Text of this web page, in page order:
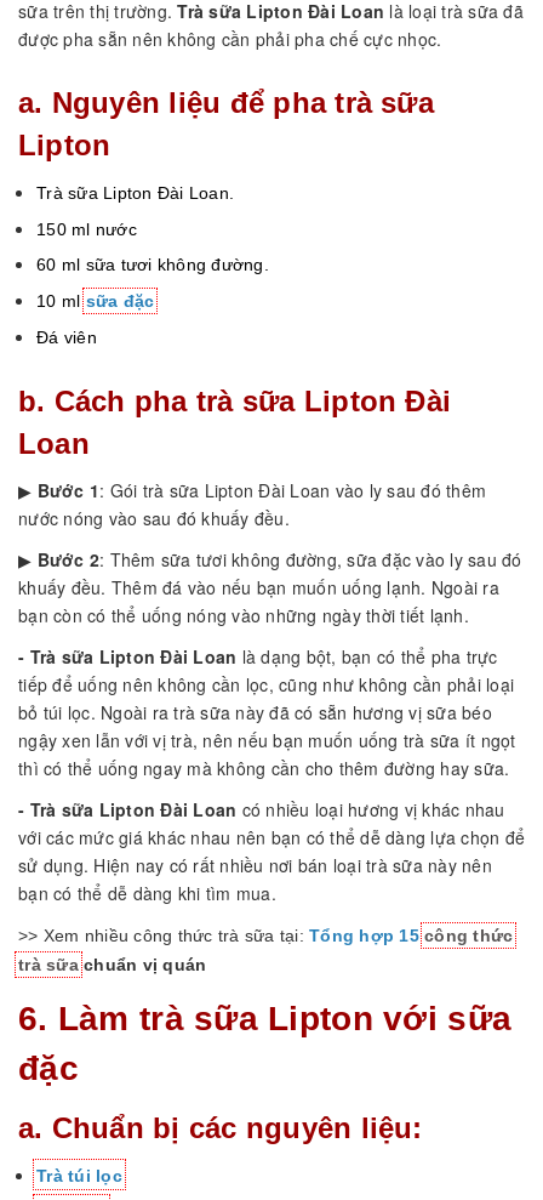
sữa trên thị trường.Trà sữa Lipton Đài Loan là loại trà sữa đã
được pha sẵn nên không cần phải pha chế cực nhọc.
a. Nguyên liệu để pha trà sữa
Lipton
Trà sữa Lipton Đài Loan.
150 ml nước
60 ml sữa tươi không đường.
10 mlsữa đặc
Đá viên
b. Cách pha trà sữa Lipton Đài
Loan
▶ Bước 1: Gói trà sữa Lipton Đài Loan vào ly sau đó thêm
nước nóng vào sau đó khuấy đều.
▶ Bước 2: Thêm sữa tươi không đường, sữa đặc vào ly sau đó
khuấy đều. Thêm đá vào nếu bạn muốn uống lạnh. Ngoài ra
bạn còn có thể uống nóng vào những ngày thời tiết lạnh.
- Trà sữa Lipton Đài Loan là dạng bột, bạn có thể pha trực
tiếp để uống nên không cần lọc, cũng như không cần phải loại
bỏ túi lọc. Ngoài ra trà sữa này đã có sẵn hương vị sữa béo
ngậy xen lẫn với vị trà, nên nếu bạn muốn uống trà sữa ít ngọt
thì có thể uống ngay mà không cần cho thêm đường hay sữa.
- Trà sữa Lipton Đài Loan có nhiều loại hương vị khác nhau
với các mức giá khác nhau nên bạn có thể dễ dàng lựa chọn để
sử dụng. Hiện nay có rất nhiều nơi bán loại trà sữa này nên
bạn có thể dễ dàng khi tìm mua.
>> Xem nhiều công thức trà sữa tại: Tổng hợp 15 công thức
trà sữachuẩn vị quán
6. Làm trà sữa Lipton với sữa
đặc
a. Chuẩn bị các nguyên liệu:
Trà túi lọc